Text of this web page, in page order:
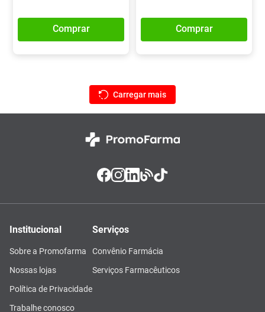
Comprar Comprar
Institucional
Sobre a Promofarma
Nossas lojas
Política de Privacidade
Trabalhe conosco
Serviços
Convênio Farmácia
Serviços Farmacêuticos